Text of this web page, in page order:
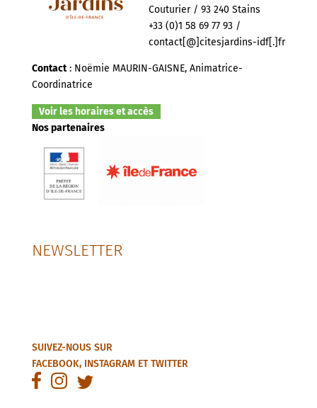
Couturier / 93 240 Stains
+33 (0)1 58 69 77 93 /
contact[@]citesjardins-idf[.]fr
Contact: Noëmie MAURIN-GAISNE, Animatrice-
Coordinatrice
Voir les horaires et accès
Nos partenaires
NEWSLETTER
SUIVEZ-NOUS SUR
FACEBOOK, INSTAGRAMETTWITTER